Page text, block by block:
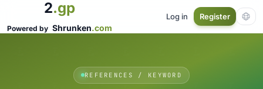
2.gp
Powered by Shrunken.com
Log in Register
REFERENCES / KEYWORD